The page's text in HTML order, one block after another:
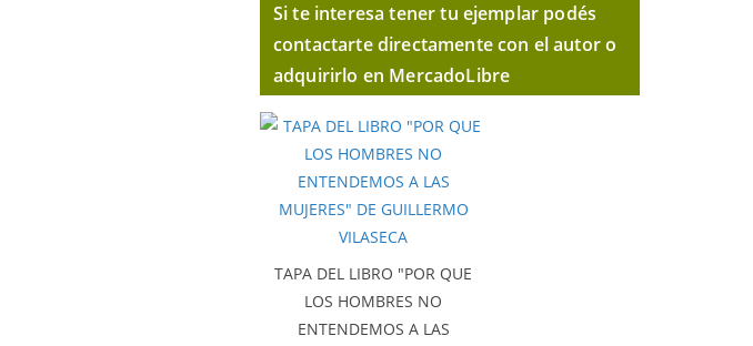
Si te interesa tener tu ejemplar podés
contactarte directamente con el autor o
adquirirlo en MercadoLibre
TAPA DEL LIBRO "POR QUE
LOS HOMBRES NO
ENTENDEMOS A LAS